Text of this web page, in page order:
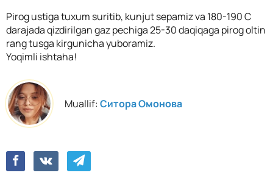
Pirog ustiga tuxum suritib, kunjut sepamiz va 180-190 C
darajada qizdirilgan gaz pechiga 25-30 daqiqaga pirog oltin
rang tusga kirgunicha yuboramiz.
Yoqimli ishtaha!
Muallif:Ситора Омонова